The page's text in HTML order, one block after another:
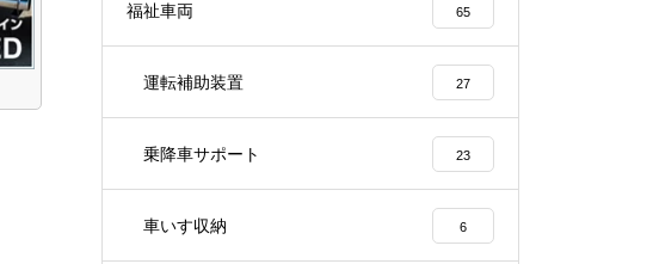
福祉車両 65
運転補助装置 27
乗降車サポート 23
車いす収納 6